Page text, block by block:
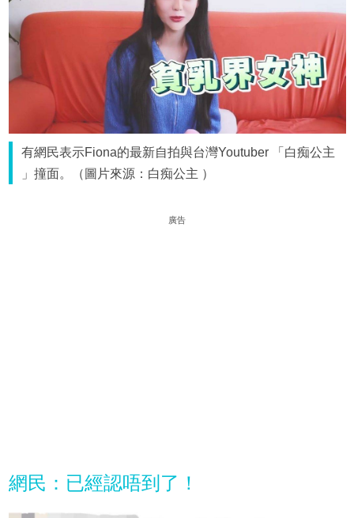
有網民表示Fiona的最新自拍與台灣Youtuber 「白痴公主
」撞面。（圖片來源：白痴公主 ）
廣告
網民：已經認唔到了！